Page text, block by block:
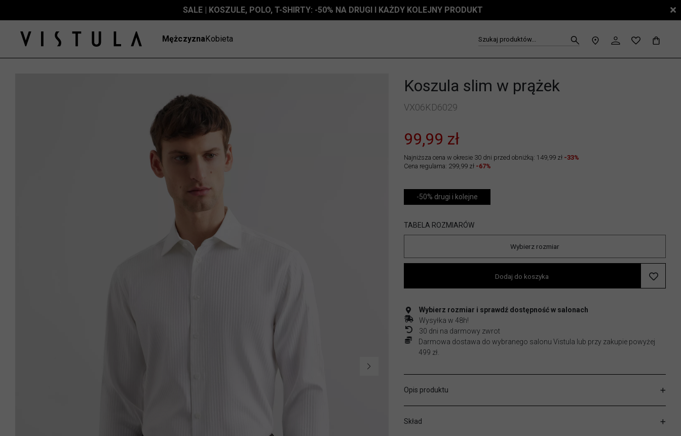
SALE | KOSZULE, POLO, T-SHIRTY: -50% NA DRUGI I KAŻDY KOLEJNY PRODUKT
MężczyznaKobieta Szukaj produktów...
Koszula slim w prążek
VX06KD6029
99,99 zł
Najniższa cena w okresie 30 dni przed obniżką: 149,99 zł -33%
Cena regularna: 299,99 zł -67%
-50% drugi i kolejne
TABELA ROZMIARÓW
Wybierz rozmiar
Dodaj do koszyka
Wybierz rozmiar i sprawdź dostępność w salonach
Wysyłka w 48h!
30 dni na darmowy zwrot
Darmowa dostawa do wybranego salonu Vistula lub przy zakupie powyżej
499 zł.
Opis produktu
Skład